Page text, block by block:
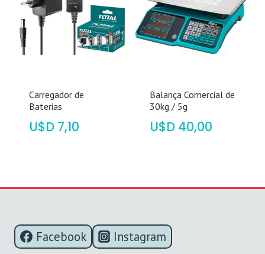
Carregador de
Baterias
$ 7,10
Balança Comercial de
30kg / 5g
$ 40,00
Facebook Instagram